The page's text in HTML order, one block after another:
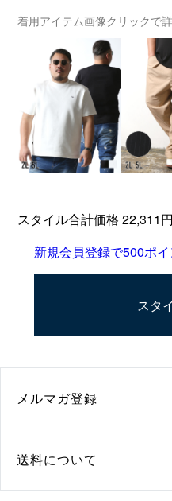
着用アイテム画像クリックで
スタイル合計価格 22,311円
新規会員登録で500ポイ
スタ
メルマガ登録
送料について